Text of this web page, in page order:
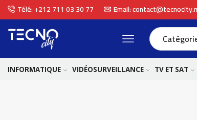
Télé: +212 711 03 30 77 Email:
INFORMATIQUE VIDÉOSURVEILLANCE TV ET SAT